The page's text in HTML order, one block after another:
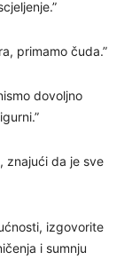
primamo čuda.”
dovoljno
znajući da je sve
izgovorite
i sumnju